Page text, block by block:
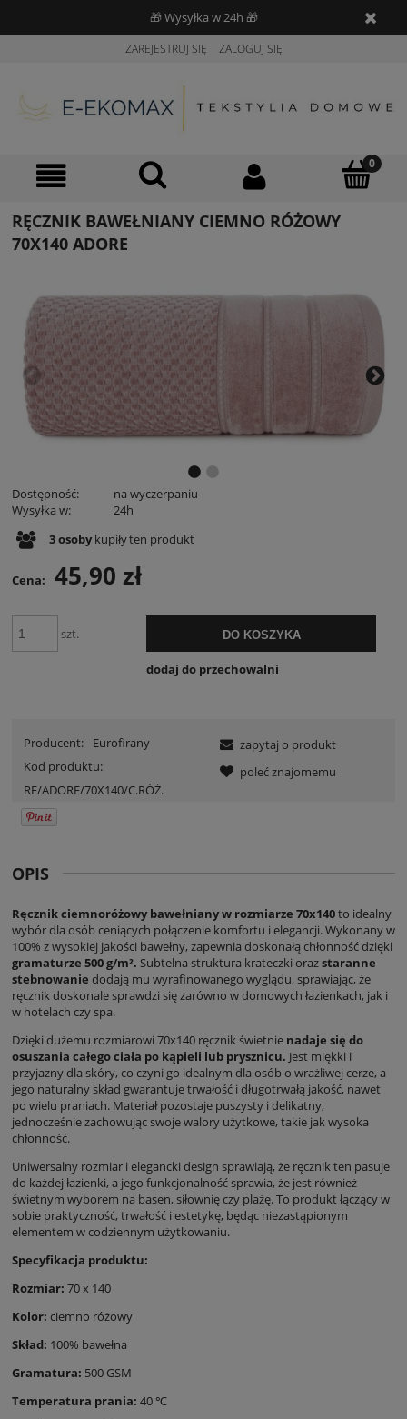
🎁 Wysyłka w 24h 🎁
ZAREJESTRUJ SIĘ ZALOGUJ SIĘ
RĘCZNIK BAWEŁNIANY CIEMNO RÓŻOWY
70X140 ADORE
Dostępność:
na wyczerpaniu
Wysyłka w:
24h
3osoby kupiłyten produkt
Cena: 45,90 zł
szt. DO KOSZYKA
dodaj do przechowalni
Producent:
Eurofirany
Kod produktu:
RE/ADORE/70X140/C.RÓŻ.
zapytaj o produkt
poleć znajomemu
OPIS
Ręcznik ciemnoróżowy bawełniany w rozmiarze 70x140to idealny
wybór dla osób ceniących połączenie komfortu i elegancji. Wykonany w
100% z wysokiej jakości bawełny, zapewnia doskonałą chłonność dzięki
gramaturze 500 g/m². Subtelna struktura krateczki orazstaranne
stebnowanie dodają mu wyrafinowanego wyglądu, sprawiając, że
ręcznik doskonale sprawdzi się zarówno w domowych łazienkach, jak i
w hotelach czy spa.
Dzięki dużemu rozmiarowi 70x140 ręcznik świetnie nadaje się do
osuszania całego ciała po kąpieli lub prysznicu. Jest miękki i
przyjazny dla skóry, co czyni go idealnym dla osób o wrażliwej cerze, a
jego naturalny skład gwarantuje trwałość i długotrwałą jakość, nawet
po wielu praniach. Materiał pozostaje puszysty i delikatny,
jednocześnie zachowując swoje walory użytkowe, takie jak wysoka
chłonność.
Uniwersalny rozmiar i elegancki design sprawiają, że ręcznik ten pasuje
do każdej łazienki, a jego funkcjonalność sprawia, że jest również
świetnym wyborem na basen, siłownię czy plażę. To produkt łączący w
sobie praktyczność, trwałość i estetykę, będąc niezastąpionym
elementem w codziennym użytkowaniu.
Specyfikacja produktu:
Rozmiar: 70 x 140
Kolor: ciemno różowy
Skład: 100% bawełna
Gramatura: 500 GSM
Temperatura prania: 40 ℃